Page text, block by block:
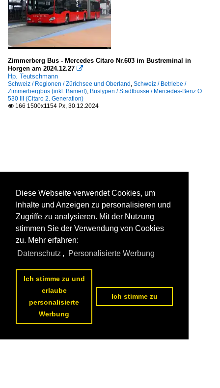
Zimmerberg Bus - Mercedes Citaro Nr.603 im Bustreminal in
Horgen am 2024.12.27 
Hp. Teutschmann
Schweiz / Regionen / Zürichsee und Oberland Schweiz / Betriebe /
Zimmerbergbus (inkl. Bamert) Bustypen / Stadtbusse / Mercedes-Benz O
530 III (Citaro 2. Generation)
 166 1500x1154 Px, 30.12.2024
Diese Webseite verwendet Cookies, um
Inhalte und Anzeigen zu personalisieren und
Zugriffe zu analysieren. Mit der Nutzung
stimmen Sie der Verwendung von Cookies
zu. Mehr erfahren:
Datenschutz , Personalisierte Werbung
Ich stimme zu und
erlaube
personalisierte
Werbung
Ich stimme zu